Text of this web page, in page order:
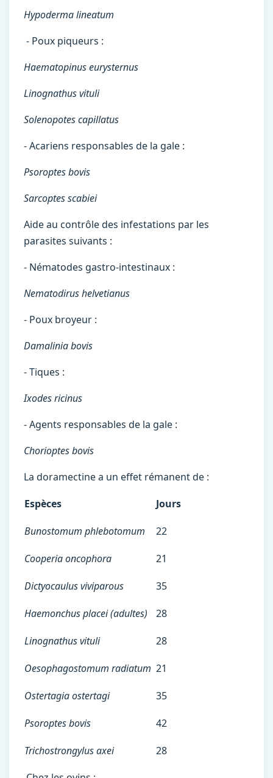
Hypoderma lineatum
- Poux piqueurs :
Haematopinus eurysternus
Linognathus vituli
Solenopotes capillatus
- Acariens responsables de la gale :
Psoroptes bovis
Sarcoptes scabiei
Aide au contrôle des infestations par les
parasites suivants :
- Nématodes gastro-intestinaux :
Nematodirus helvetianus
- Poux broyeur :
Damalinia bovis
- Tiques :
Ixodes ricinus
- Agents responsables de la gale :
Chorioptes bovis
La doramectine a un effet rémanent de :
Espèces
Jours
Bunostomum phlebotomum 22
Cooperia oncophora 21
Dictyocaulus viviparous 35
Haemonchus placei (adultes) 28
Linognathus vituli 28
Oesophagostomum radiatum 21
Ostertagia ostertagi 35
Psoroptes bovis 42
Trichostrongylus axei
28